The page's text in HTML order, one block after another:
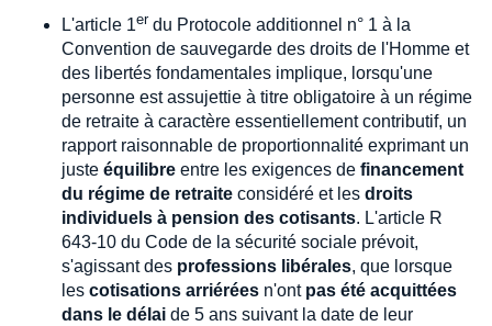
L'article 1er du Protocole additionnel n° 1 à la
Convention de sauvegarde des droits de l'Homme et
des libertés fondamentales implique, lorsqu'une
personne est assujettie à titre obligatoire à un régime
de retraite à caractère essentiellement contributif, un
rapport raisonnable de proportionnalité exprimant un
juste équilibre entre les exigences de financement
du régime de retraite considéré et les droits
individuels à pension des cotisants. L'article R
643-10 du Code de la sécurité sociale prévoit,
s'agissant des professions libérales, que lorsque
les cotisations arriérées n'ont pas été acquittées
dans le délai de 5 ans suivant la date de leur